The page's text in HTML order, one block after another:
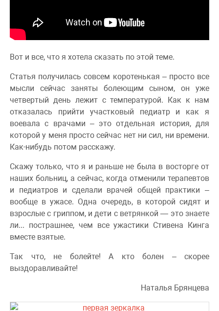
Вот и все, что я хотела сказать по этой теме.
Статья получилась совсем коротенькая – просто все
мысли сейчас заняты болеющим сыном, он уже
четвертый день лежит с температурой. Как к нам
отказалась прийти участковый педиатр и как я
воевала с врачами – это отдельная история, для
которой у меня просто сейчас нет ни сил, ни времени.
Как-нибудь потом расскажу.
Скажу только, что я и раньше не была в восторге от
наших больниц, а сейчас, когда отменили терапевтов
и педиатров и сделали врачей общей практики –
вообще в ужасе. Одна очередь, в которой сидят и
взрослые с гриппом, и дети с ветрянкой — это знаете
ли... пострашнее, чем все ужастики Стивена Кинга
вместе взятые.
Так что, не болейте! А кто болен – скорее
выздоравливайте!
Наталья Брянцева